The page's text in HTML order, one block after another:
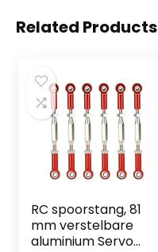
Related Products
RC spoorstang, 81
mm verstelbare
aluminium Servo